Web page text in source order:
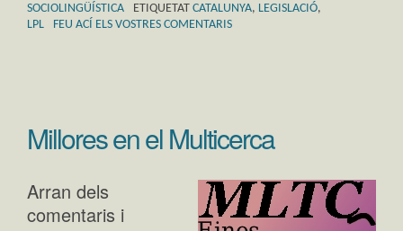
SOCIOLINGÜÍSTICA
ETIQUETAT CATALUNYA, LEGISLACIÓ,
LPL
FEU ACÍ ELS VOSTRES COMENTARIS
Millores en el Multicerca
Arran dels
comentaris i